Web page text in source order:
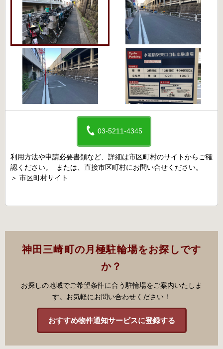
03-5211-4345
利用方法や申請必要書類など、詳細は市区町村のサイトからご確
認ください。 または、直接市区町村にお問い合せください。
＞ 市区町村サイト
神田三崎町の月極駐輪場をお探しです
か？
お探しの地域でご希望条件に合う駐輪場をご案内いたしま
す。お気軽にお問い合わせください！
おすすめ物件通知サービスに登録する